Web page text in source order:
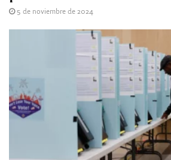
5 de noviembre de 2024